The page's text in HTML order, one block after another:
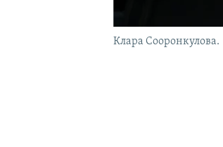
Клара Сооронкулова.